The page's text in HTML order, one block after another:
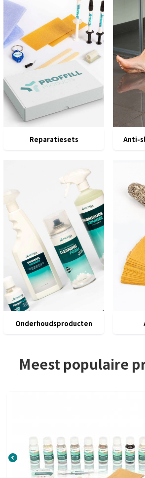
Reparatiesets Anti-
Onderhoudsproducten
Meest populaire